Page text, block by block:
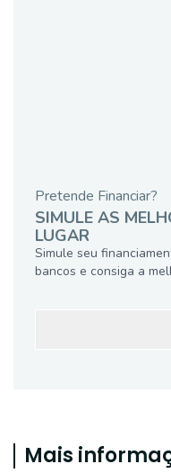
Pretende Financiar?
SIMULE AS
LUGAR
Simule seu
bancos e consiga a
Mais